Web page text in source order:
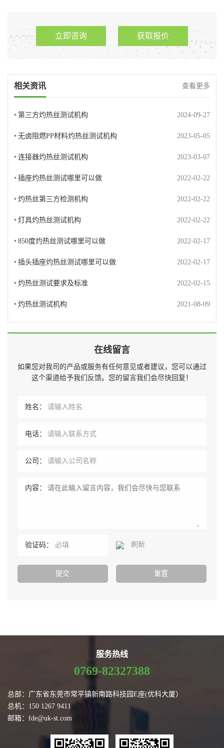
立即咨询 获取报价
相关资讯 查看更多
• 2024-09-27
第三方灼热丝测试机构
• 2023-05-05
无卤阻燃PP材料灼热丝测试机构
• 2023-03-07
连接器灼热丝测试机构
• 2022-02-22
插座灼热丝测试哪里可以做
• 2022-02-22
灼热丝第三方检测机构
• 2022-02-22
灯具灼热丝测试机构
• 2022-02-17
850度灼热丝测试哪里可以做
• 2022-02-17
插头插座灼热丝测试哪里可以做
• 2022-02-15
灼热丝测试要求及标准
• 2021-08-09
灼热丝测试机构
在线留言
如果您对我司的产品或服务有任何意见或者建议，您可以通过
这个渠道给予我们反馈。您的留言我们会尽快回复！
姓名：
电话：
公司：
内容：
验证码： 刷新
服务热线
0769-82327388
总部：广东省东莞市常平镇新南路科技园E座(优科大厦）
总机：150 1267 9411
邮箱：fde@uk-st.com